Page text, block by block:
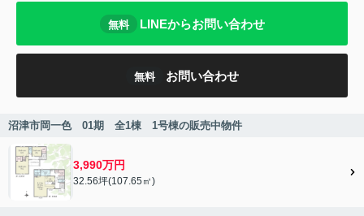
無料 LINEからお問い合わせ
無料 お問い合わせ
沼津市岡一色 01期 全1棟 1号棟の販売中物件
3,990万円
32.56坪(107.65㎡)